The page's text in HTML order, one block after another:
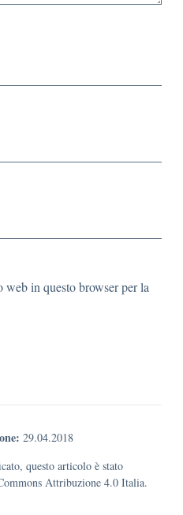
in questo browser per la
29.04.2018
questo articolo è stato
Attribuzione 4.0 Italia.